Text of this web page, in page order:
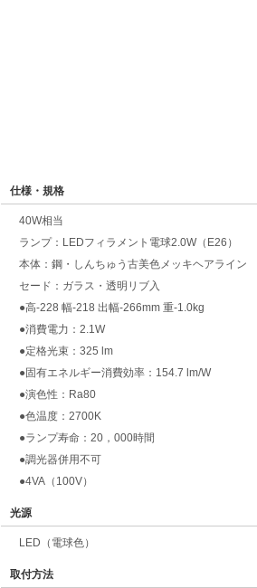
仕様・規格
40W相当
ランプ：LEDフィラメント電球2.0W（E26）
本体：鋼・しんちゅう古美色メッキヘアライン
セード：ガラス・透明リブ入
●高-228 幅-218 出幅-266mm 重-1.0kg
●消費電力：2.1W
●定格光束：325 lm
●固有エネルギー消費効率：154.7 lm/W
●演色性：Ra80
●色温度：2700K
●ランプ寿命：20，000時間
●調光器併用不可
●4VA（100V）
光源
LED（電球色）
取付方法